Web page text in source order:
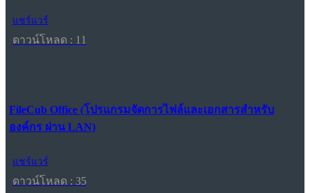
แชร์แวร์
ดาวน์โหลด : 11
FileCub Office (โปรแกรมจัดการไฟล์และเอกสารสำหรับ
องค์กร ผ่าน LAN)
แชร์แวร์
ดาวน์โหลด : 35